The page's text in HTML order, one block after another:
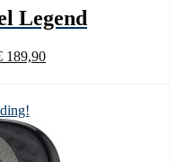
Legend
€ 259,95.
189,90Huidige